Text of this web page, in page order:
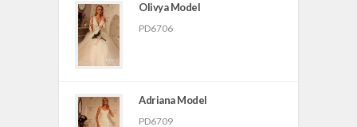
Olivya Model
PD6706
Adriana Model
PD6709